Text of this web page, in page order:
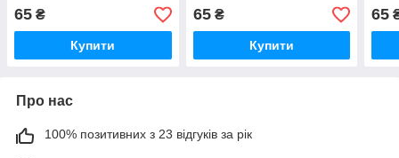
65 ₴
Купити
65₴
Купити
65
Про нас
100% позитивних з 23 відгуків за рік